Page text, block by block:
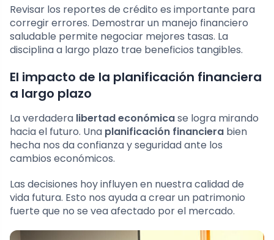
Revisar los reportes de crédito es importante para
corregir errores. Demostrar un manejo financiero
saludable permite negociar mejores tasas. La
disciplina a largo plazo trae beneficios tangibles.
El impacto de la planificación financiera
a largo plazo
La verdadera libertad económicase logra mirando
hacia el futuro. Una planificación financiera bien
hecha nos da confianza y seguridad ante los
cambios económicos.
Las decisiones hoy influyen en nuestra calidad de
vida futura. Esto nos ayuda a crear un patrimonio
fuerte que no se vea afectado por el mercado.